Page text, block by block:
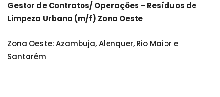
Gestor de Contratos/ Operações – Resíduos de
Limpeza Urbana (m/f) Zona Oeste
Zona Oeste: Azambuja, Alenquer, Rio Maior e
Santarém